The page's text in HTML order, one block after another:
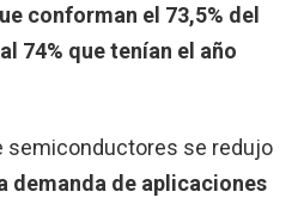
conforman el 73,5% del
74% que tenían el año
semiconductores se redujo
demanda de aplicaciones